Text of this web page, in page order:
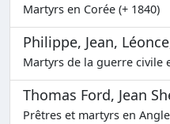
Martyrs en Corée (+ 1840)
Philippe, Jean,
Martyrs de la guerre civile
Thomas Ford, Jean
Prêtres et martyrs en